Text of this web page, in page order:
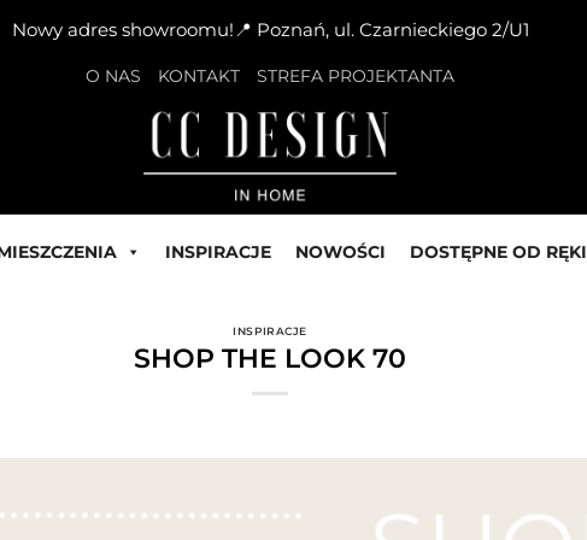
Nowy adres showroomu!📍 Poznań, ul. Czarnieckiego 2/U1
O NAS KONTAKT STREFA PROJEKTANTA
INSPIRACJE NOWOŚCI DOSTĘPNE OD RĘKI
INSPIRACJE
SHOP THE LOOK 70